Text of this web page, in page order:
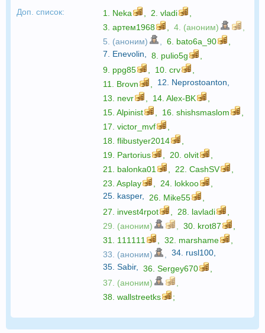
Доп. список: 1. Neka 2. vladi
3. артем1968 4. (аноним)
5. (аноним)
6. bato6a_90
7. Enevolin 8. pulio5g
9. ppg85 10. crv
11. Brovn 12. Neprostoanton
13. nevr 14. Alex-BK
15. Alpinist 16. shishsmaslom
17. victor_mvf
18. flibustyer2014
19. Partorius 20. olvit
21. balonka01 22. CashSV
23. Asplay 24. lokkoo
25. kasper, 26. Mike55
27. invest4rpot 28. lavladi
29. (аноним)
30. krot87
31. 111111 32. marshame
33. (аноним)
34. rusl100
35. Sabir, 36. Sergey670
37. (аноним)
38. wallstreetks ;